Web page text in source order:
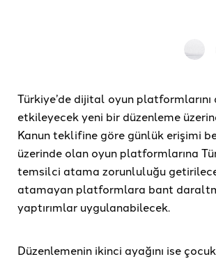
Türkiye’de dijital oyun
etkileyecek yeni bir düzenleme
Kanun teklifine göre günlük erişimi
üzerinde olan oyun platformlarına
temsilci atama zorunluluğu
atamayan platformlara bant
yaptırımlar uygulanabilecek.
Düzenlemenin ikinci ayağını ise